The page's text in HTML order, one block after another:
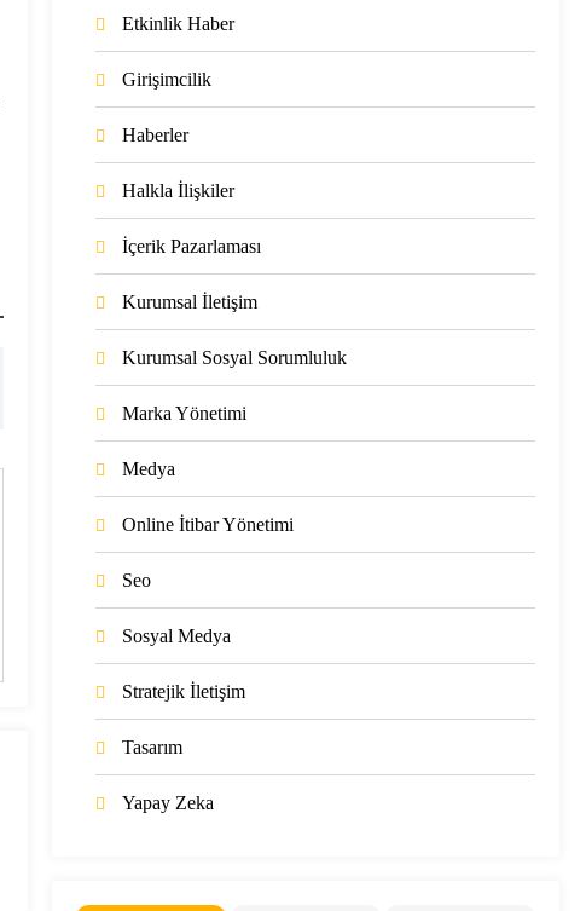
Etkinlik Haber
Girişimcilik
Haberler
Halkla İlişkiler
İçerik Pazarlaması
Kurumsal İletişim
Kurumsal Sosyal Sorumluluk
Marka Yönetimi
Medya
Online İtibar Yönetimi
Seo
Sosyal Medya
Stratejik İletişim
Tasarım
Yapay Zeka